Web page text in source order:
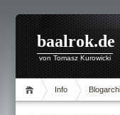
baalrok.de
von Tomasz Kurowicki
Info